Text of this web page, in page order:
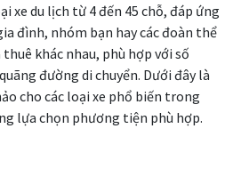
xe du lịch từ 4 đến 45 chỗ, đáp ứng
đình, nhóm bạn hay các đoàn thể
khác nhau, phù hợp với số
đường di chuyển. Dưới đây là
cho các loại xe phổ biến trong
lựa chọn phương tiện phù hợp.